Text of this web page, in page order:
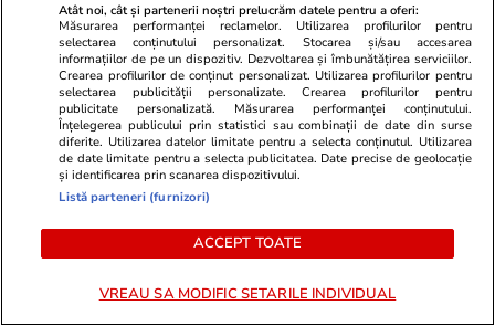
PARTENERI
Atât noi, cât și partenerii noștri prelucrăm datele pentru a oferi:
Măsurarea performanței reclamelor. Utilizarea profilurilor pentru
selectarea conținutului personalizat. Stocarea și/sau accesarea
informațiilor de pe un dispozitiv. Dezvoltarea și îmbunătățirea serviciilor.
Crearea profilurilor de conținut personalizat. Utilizarea profilurilor pentru
selectarea publicității personalizate. Crearea profilurilor pentru
publicitate personalizată. Măsurarea performanței conținutului.
Înțelegerea publicului prin statistici sau combinații de date din surse
diferite. Utilizarea datelor limitate pentru a selecta conținutul. Utilizarea
de date limitate pentru a selecta publicitatea. Date precise de geolocație
și identificarea prin scanarea dispozitivului.
Listă parteneri (furnizori)
ACCEPT TOATE
VREAU SA MODIFIC SETARILE INDIVIDUAL